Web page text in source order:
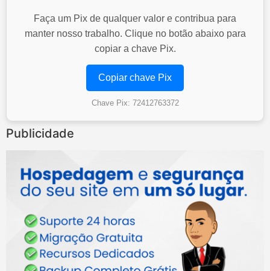
Faça um Pix de qualquer valor e contribua para
manter nosso trabalho. Clique no botão abaixo para
copiar a chave Pix.
Copiar chave Pix
Chave Pix: 72412763372
Publicidade